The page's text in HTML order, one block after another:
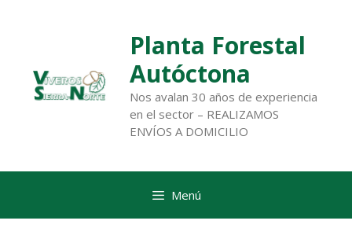
Planta Forestal
Autóctona
Nos avalan 30 años de experiencia
en el sector – REALIZAMOS
ENVÍOS A DOMICILIO
Menú